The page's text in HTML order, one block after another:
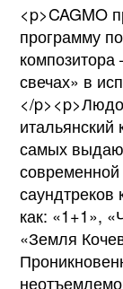
<p>CAGMO
программу
свечах» в
</
итальянский
самых
современной
как: «1+1»,
«Земля